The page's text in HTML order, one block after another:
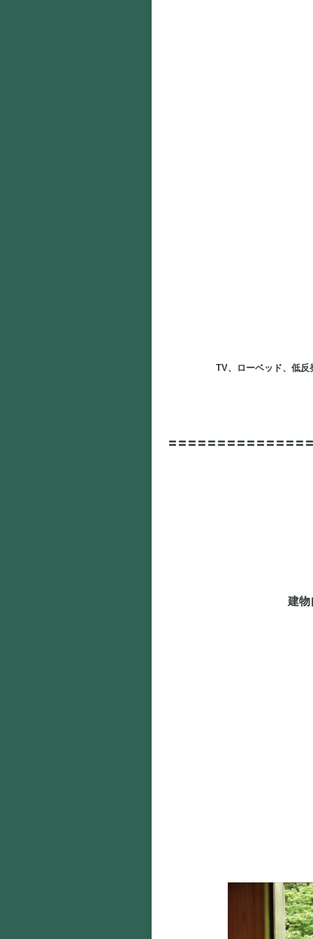
TV、ローベッド、低反
〓〓〓〓〓〓〓〓〓〓〓〓〓〓
建物